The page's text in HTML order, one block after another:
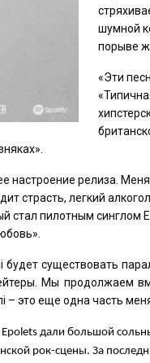
шумной
порыве
«Эти
настроение релиза.
страсть, легкий
стал пилотным синглом
существовать
Мы продолжаем
– это еще одна часть
Epolets дали большой
рок-сцены. За